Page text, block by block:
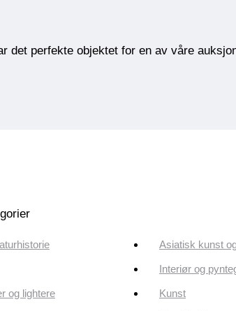
det perfekte objektet for en av våre
Asiatisk kunst
Interiør og
og lightere Kunst